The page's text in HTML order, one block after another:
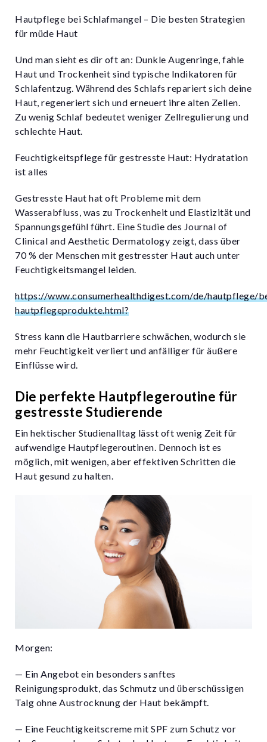
Hautpflege bei Schlafmangel – Die besten Strategien
für müde Haut
Und man sieht es dir oft an: Dunkle Augenringe, fahle
Haut und Trockenheit sind typische Indikatoren für
Schlafentzug. Während des Schlafs repariert sich deine
Haut, regeneriert sich und erneuert ihre alten Zellen.
Zu wenig Schlaf bedeutet weniger Zellregulierung und
schlechte Haut.
Feuchtigkeitspflege für gestresste Haut: Hydratation
ist alles
Gestresste Haut hat oft Probleme mit dem
Wasserabfluss, was zu Trockenheit und Elastizität und
Spannungsgefühl führt. Eine Studie des Journal of
Clinical and Aesthetic Dermatology zeigt, dass über
70 % der Menschen mit gestresster Haut auch unter
Feuchtigkeitsmangel leiden.
https://www.consumerhealthdigest.com/de/hautpflege/
hautpflegeprodukte.html?
Stress kann die Hautbarriere schwächen, wodurch sie
mehr Feuchtigkeit verliert und anfälliger für äußere
Einflüsse wird.
Die perfekte Hautpflegeroutine für
gestresste Studierende
Ein hektischer Studienalltag lässt oft wenig Zeit für
aufwendige Hautpflegeroutinen. Dennoch ist es
möglich, mit wenigen, aber effektiven Schritten die
Haut gesund zu halten.
Morgen:
— Ein Angebot ein besonders sanftes
Reinigungsprodukt, das Schmutz und überschüssigen
Talg ohne Austrocknung der Haut bekämpft.
— Eine Feuchtigkeitscreme mit SPF zum Schutz vor